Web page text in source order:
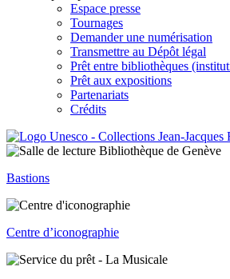
Espace presse
Tournages
Demander une numérisation
Transmettre au Dépôt légal
Prêt entre bibliothèques
Prêt aux expositions
Partenariats
Crédits
Bastions
Centre d’iconographie